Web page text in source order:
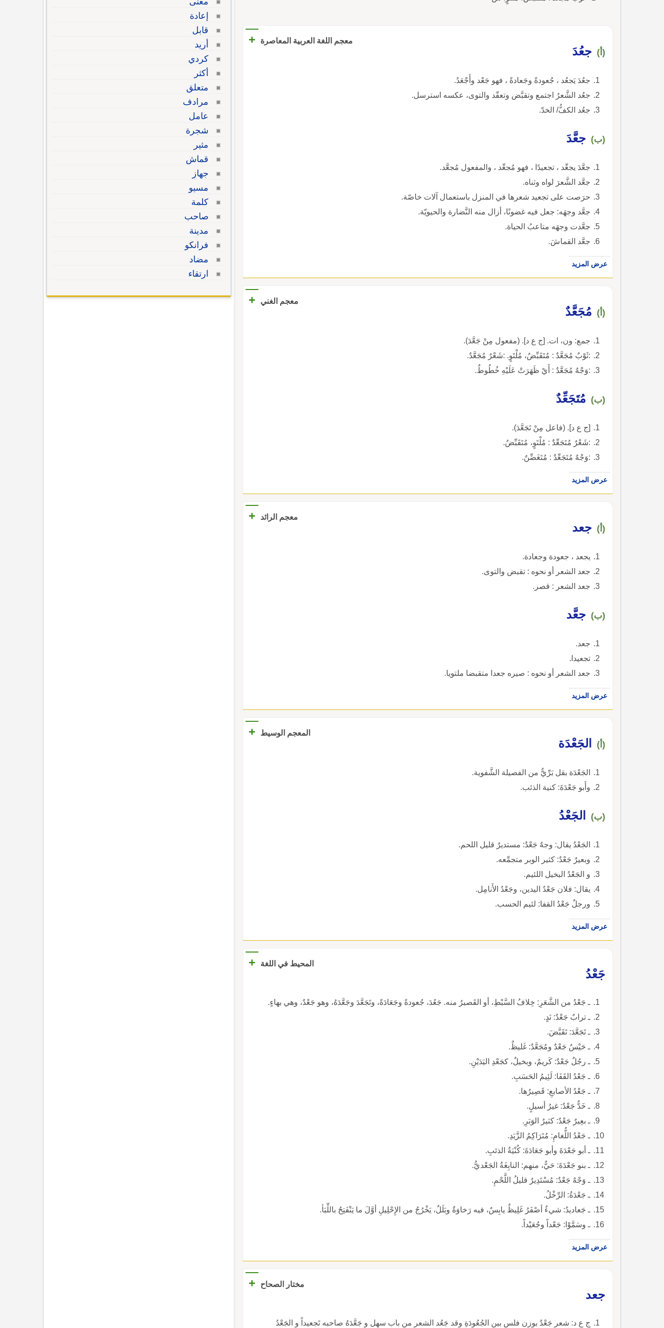
معجم اللغة العربية المعاصرة +
(أ) جعُدَ
جعُدَ يَجعُد ، جُعودةً وجَعادةً ، فهو جَعْد وأَجْعَدُ.
جعُد الشَّعرُ اجتمع وتقبَّض وتعقّد والتوى، عكسه استرسل.
جعُد الكفُّ/ الخدّ.
(ب) جعَّدَ
جعَّدَ يجعِّد ، تجعيدًا ، فهو مُجعِّد ، والمفعول مُجعَّد.
جعَّد الشَّعرَ لواه وثناه.
حرَصت على تجعيد شعرها في المنزل باستعمال آلات خاصّة.
جعَّد وجهَه: جعل فيه غضونًا، أزال منه النَّضارة والحيويّة.
جعَّدت وجهَه متاعبُ الحياة.
جعَّد القماشَ.
عرض المزيد
معجم الغني +
(أ) مُجَعَّدٌ
جمع: ون، ات. [ج ع د]. (مفعول مِنْ جَعَّدَ).
:ثَوْبٌ مُجَعَّدٌ : مُتَقَبِّضٌ، مُلْتَوٍ. :شَعْرٌ مُجَعَّدٌ.
:وَجْهٌ مُجَعَّدٌ : أَيْ ظَهَرَتْ عَلَيْهِ خُطُوطٌ.
(ب) مُتَجَعِّدٌ
[ج ع د]. (فاعل مِنْ تَجَعَّدَ).
:شَعْرٌ مُتَجَعِّدٌ : مُلْتَوٍ، مُتَقَبِّضٌ.
:وَجْهٌ مُتَجَعِّدٌ : مُتَغَضِّنٌ.
عرض المزيد
معجم الرائد +
(أ) جعد
يجعد ، جعودة وجعادة.
جعد الشعر أو نحوه : تقبض والتوى.
جعد الشعر : قصر.
(ب) جعَّد
جعد.
تجعيدا.
جعد الشعر أو نحوه : صيره جعدا متقبضا ملتويا.
عرض المزيد
المعجم الوسيط +
(أ) الجَعْدَة
الجَعْدَة بقل بَرِّيٌّ من الفصيلة الشَّفوية.
وأَبو جَعْدَةَ: كنية الذئب.
(ب) الجَعْدُ
الجَعْدُ يقال: وجهٌ جَعْدٌ: مستديرٌ قليل اللحم.
وبعيرٌ جَعْدٌ: كثير الوبر متجمِّعه.
و الجَعْدُ البخيل اللئيم.
يقال: فلان جَعْدُ اليدين، وجَعْدُ الأَنامِل.
ورجلٌ جَعْدُ القفا: لئيم الحسب.
عرض المزيد
المحيط في اللغة
+
جَعْدُ
ـ جَعْدُ من الشَّعَرِ: خِلافُ السَّبْطِ، أو القَصيرُ منه. جَعُدَ، جُعودةً وجَعَادَةً، وتَجَعَّدَ وجَعَّدَهُ، وهو جَعْدٌ، وهي بهاءٍ.
ـ ترابٌ جَعْدٌ: نَدٍ.
ـ تَجَعَّدَ: تَقَبَّضَ.
ـ حَيْسٌ جَعْدٌ ومُجَعَّدٌ: غَليظٌ.
ـ رجُلٌ جَعْدٌ: كَريمٌ، وبخيلٌ، كجَعْدِ اليَدَيْنِ.
ـ جَعْدُ القَفَا: لَئِيمُ الحَسَبِ.
ـ جَعْدُ الأصابعِ: قَصِيرُها.
ـ خَدٌّ جَعْدٌ: غيرُ أسيلٍ.
ـ بعِيرٌ جَعْدٌ: كثيرُ الوَبَرِ.
ـ جَعْدُ اللُّغامِ: مُتَرَاكِمُ الزَّبَدِ.
ـ أبو جَعْدَةَ وأبو جَعَادَةَ: كُنْيَةُ الذئبِ.
ـ بنو جَعْدَةَ: حَيٌّ، منهم: النابِغَةُ الجَعْديُّ.
ـ وَجْهٌ جَعْدٌ: مُسْتَدِيرٌ قليلُ اللَّحْمِ.
ـ جَعْدَةُ: الرِّخْلُ.
ـ جَعاديدُ: شيءٌ أصْفَرُ غَلِيظٌ يابِسٌ، فيه رَخاوَةٌ وبَلَلٌ، يَخْرُجُ من الإِحْلِيلِ أوَّلَ ما يَنْفَتِحُ باللِّبَأ.
ـ وسَمَّوْا: جَعْداً وجُعَيْداً.
عرض المزيد
مختار الصحاح
+
جعد
ج ع د: شعر جَعْدٌ بوزن فلس بين الجُعُودَةِ وقد جَعُد الشعر من باب سهل و جَعَّدَهُ صاحبه تَجعيداً و الجَعْدُ
إعادة
قابل
أريد
كردي
أكثر
متعلق
مرادف
عامل
شجرة
مثير
قماش
جهاز
مسيو
كلمة
صاحب
مدينة
فرانكو
مضاد
ارتقاء